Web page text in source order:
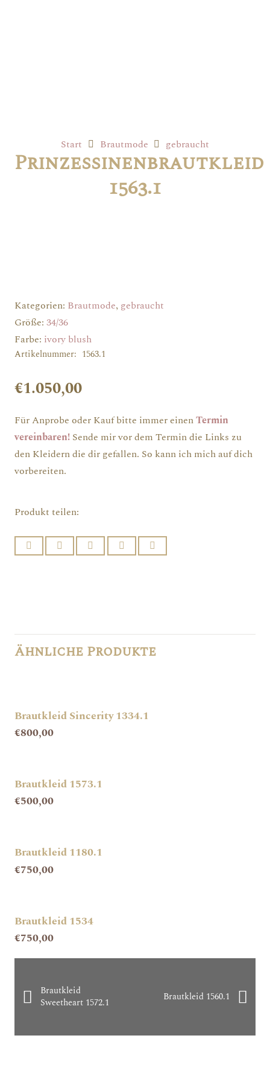
Start Brautmode gebraucht
Prinzessinenbrautkleid
1563.1
Kategorien: Brautmode, gebraucht
Größe: 34/36
Farbe: ivory blush
Artikelnummer: 1563.1
€1.050,00
Für Anprobe oder Kauf bitte immer einenTermin
vereinbaren! Sende mir vor dem Termin die Links zu
den Kleidern die dir gefallen. So kann ich mich auf dich
vorbereiten.
Produkt teilen:
Ähnliche Produkte
Brautkleid Sincerity 1334.1
€800,00
Brautkleid 1573.1
€500,00
Brautkleid 1180.1
€750,00
Brautkleid 1534
€750,00
Brautkleid
Sweetheart 1572.1
Brautkleid 1560.1